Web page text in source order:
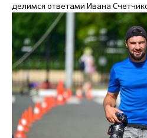
делимся ответами Ивана